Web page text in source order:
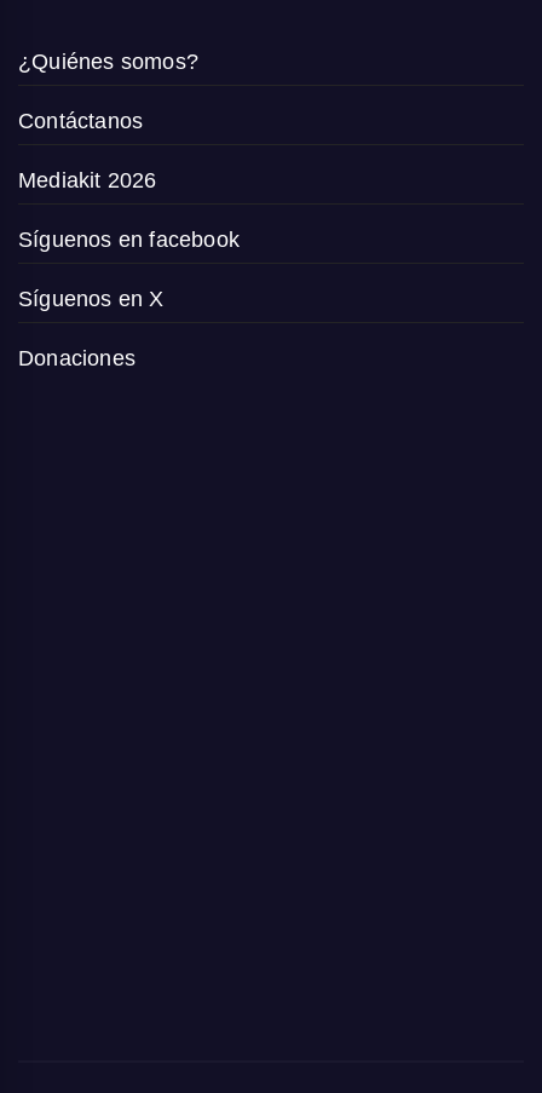
¿Quiénes somos?
Contáctanos
Mediakit 2026
Síguenos en facebook
Síguenos en X
Donaciones